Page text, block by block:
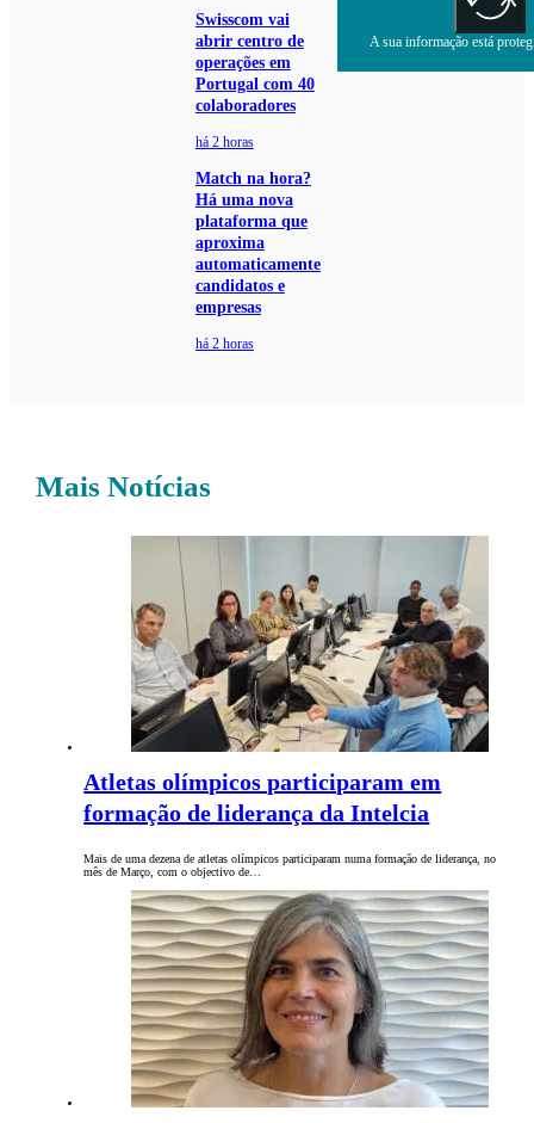
Swisscom vai
abrir centro de
operações em
Portugal com 40
colaboradores
há 2 horas
Match na hora?
Há uma nova
plataforma que
aproxima
automaticamente
candidatos e
empresas
há 2 horas
A sua informação está
Mais Notícias
Atletas olímpicos participaram em
formação de liderança da Intelcia
Mais de uma dezena de atletas olímpicos participaram numa formação de liderança, no
mês de Março, com o objectivo de…